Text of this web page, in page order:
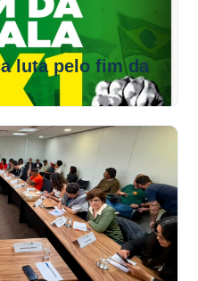
luta pelo fim da